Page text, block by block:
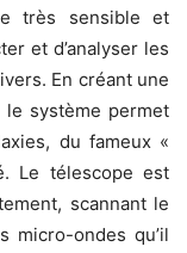
très sensible et
et d’analyser les
En créant une
système permet
du fameux «
Le télescope est
scannant le
micro-ondes qu’il